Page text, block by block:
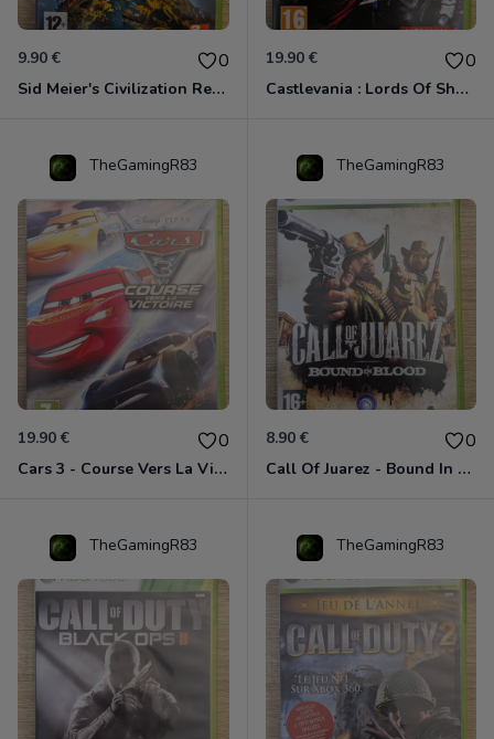
9.90 € 0
Sid Meier's Civilization Revolution Xbox 360
19.90 € 0
Castlevania : Lords Of Shadow Xbox 360
TheGamingR83
19.90 € 0
Cars 3 - Course Vers La Victoire Xbox 360
TheGamingR83
8.90 € 0
Call Of Juarez - Bound In Blood Xbox 360
TheGamingR83 TheGamingR83